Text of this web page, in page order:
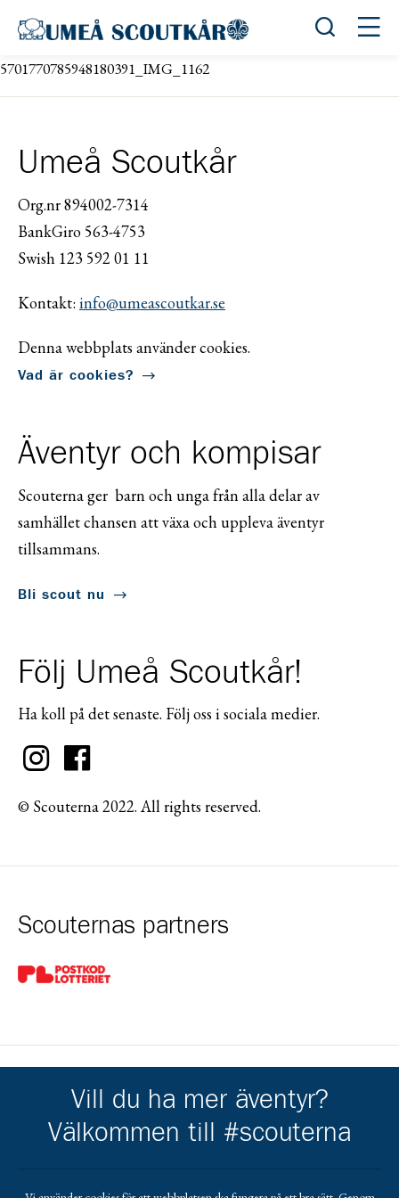
Öppna
5701770785948180391_IMG_1162
Umeå Scoutkår
Org.nr 894002-7314
BankGiro 563-4753
Swish 123 592 01 11
Kontakt: info@umeascoutkar.se
Denna webbplats använder cookies.
Vad är cookies?
Äventyr och kompisar
Scouterna ger barn och unga från alla delar av
samhället chansen att växa och uppleva äventyr
tillsammans.
Bli scout nu
Följ Umeå Scoutkår!
Ha koll på det senaste. Följ oss i sociala medier.
© Scouterna 2022. All rights reserved.
Scouternas partners
Gå till pl_50
Umeå Scoutkår får stöd av
Gå till https://nordelektro.se/
Gå till https://www.umea.se/upplevaochgora/
Gå till https://trangia.se/Gå till https://
Vill du ha mer äventyr?
Välkommen till #scouterna